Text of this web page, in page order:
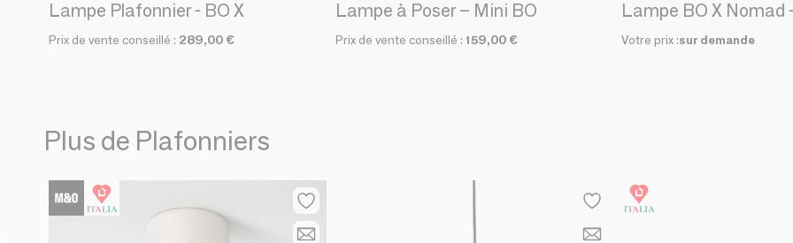
Lampe Plafonnier - BO X
Prix de vente conseillé : 289,00 €
Lampe à Poser – Mini BO
Prix de vente conseillé : 159,00 €
Lampe BO X Nomad
Votre prix :sur demande
Plus de Plafonniers